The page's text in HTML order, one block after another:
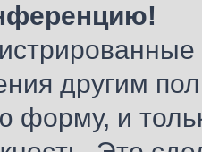
другим
форму, и